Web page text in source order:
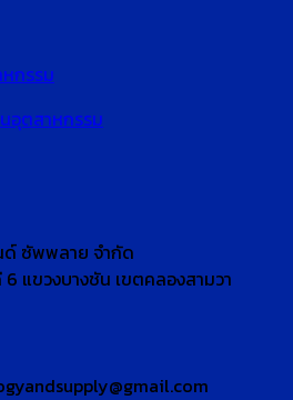
กรรม
อุตสาหกรรม
ด์ ซัพพลาย จำกัด
แขวงบางชัน เขตคลองสามวา